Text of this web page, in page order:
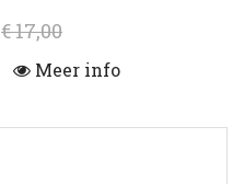
€ 17,00
Meer info